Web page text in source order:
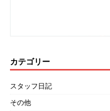
カテゴリー
スタッフ日記
その他